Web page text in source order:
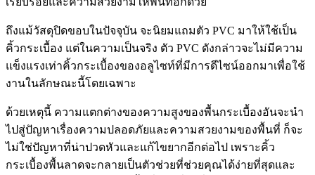
ถึงแม้วัสดุปิดขอบในปัจจุบัน จะนิยมแถมตัว PVC มาให้ใช้เป็น
คิ้วกระเบื้อง แต่ในความเป็นจริง ตัว PVC ดังกล่าวจะไม่มีความ
แข็งแรงเท่าคิ้วกระเบื้องของอลูไซท์ที่มีการดีไซน์ออกมาเพื่อใช้
งานในลักษณะนี้โดยเฉพาะ
ด้วยเหตุนี้ ความแตกต่างของความสูงของพื้นกระเบื้องอันจะนำ
ไปสู่ปัญหาเรื่องความปลอดภัยและความสวยงามของพื้นที่ ก็จะ
ไม่ใช่ปัญหาที่น่าปวดหัวและแก้ไขยากอีกต่อไป เพราะคิ้ว
กระเบื้องพื้นลาดจะกลายเป็นตัวช่วยที่ช่วยคุณได้ง่ายที่สุดและ